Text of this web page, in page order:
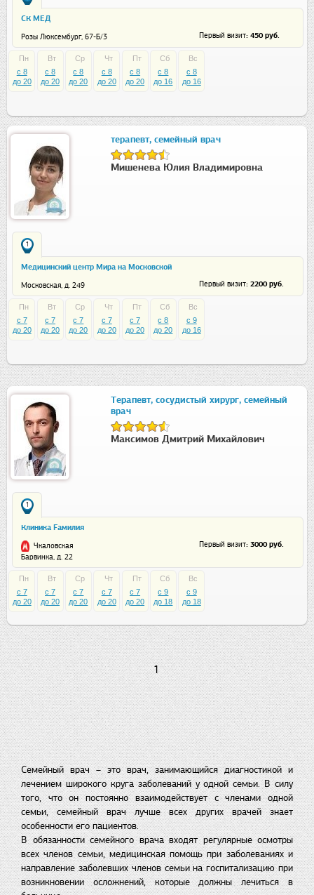
СК МЕД
Розы Люксембург, 67-Б/3 Первый визит: 450 руб.
Пн
c 8
до 20
Вт
c 8
до 20
Ср
c 8
до 20
Чт
c 8
до 20
Пт
c 8
до 20
Сб
c 8
до 16
Вс
c 8
до 16
терапевт, семейный врач
Мишенева Юлия Владимировна
1
Медицинский центр Мира на Московской
Московская, д. 249 Первый визит: 2200 руб.
Пн
c 7
до 20
Вт
c 7
до 20
Ср
c 7
до 20
Чт
c 7
до 20
Пт
c 7
до 20
Сб
c 8
до 20
Вс
c 9
до 16
Терапевт, сосудистый хирург, семейный
врач
Максимов Дмитрий Михайлович
1
Клиника Fамилия
Чкаловская
Барвинка, д. 22
Первый визит: 3000 руб.
Пн
c 7
до 20
Вт
c 7
до 20
Ср
c 7
до 20
Чт
c 7
до 20
Пт
c 7
до 20
Сб
c 9
до 18
Вс
c 9
до 18
1
Семейный врач – это врач, занимающийся диагностикой и
лечением широкого круга заболеваний у одной семьи. В силу
того, что он постоянно взаимодействует с членами одной
семьи, семейный врач лучше всех других врачей знает
особенности его пациентов.
В обязанности семейного врача входят регулярные осмотры
всех членов семьи, медицинская помощь при заболеваниях и
направление заболевших членов семьи на госпитализацию при
возникновении осложнений, которые должны лечиться в